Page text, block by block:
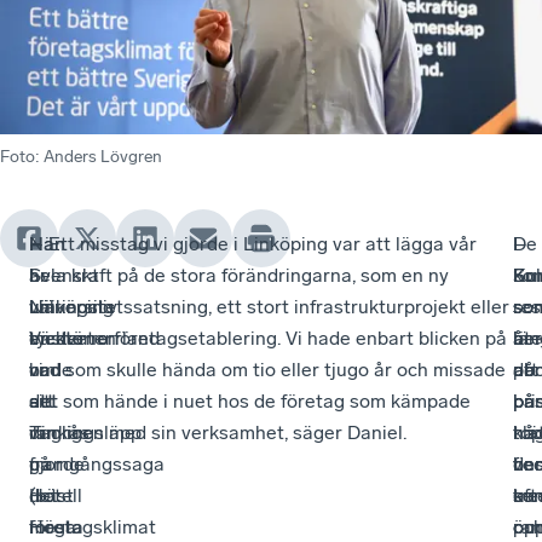
Foto: Anders Lövgren
När
Svenskt
Näringsliv
Västernorrland
hade
sitt
rankingsläpp
på
Hotell
Höga
–
I
Linköping
tyckte
vi
att
vi
gjorde
det
mesta
Han
är
väl
medveten
om
att
Timrås
framgångssaga
(bäst
företagsklimat
– Ett misstag vi gjorde i Linköping var att lägga vår
hela kraft på de stora förändringarna, som en ny
universitetssatsning, ett stort infrastrukturprojekt eller
en större företagsetablering. Vi hade enbart blicken på
vad som skulle hända om tio eller tjugo år och missade
det som hände i nuet hos de företag som kämpade
dagligen med sin verksamhet, säger Daniel.
De
på
i
I
på
–
En
att
I
är
tre